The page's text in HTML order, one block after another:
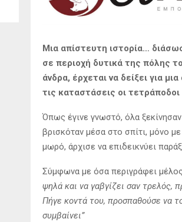
Μια απίστευτη ιστορία…
σε περιοχή δυτικά της πόλης
άνδρα, έρχεται να δείξει για
τις καταστάσεις οι τετράποδοι
Όπως έγινε γνωστό, όλα
βρισκόταν μέσα στο σπίτι, μόνο
μωρό, άρχισε να επιδεικνύει
Σύμφωνα με όσα περιγράφει μέλος
ψηλά και να γαβγίζει σαν τρελός,
Πήγε κοντά του, προσπαθούσε να
συμβαίνει”